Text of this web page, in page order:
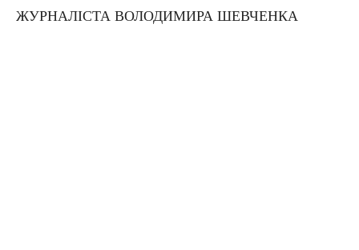
ЖУРНАЛІСТА ВОЛОДИМИРА ШЕВЧЕНКА